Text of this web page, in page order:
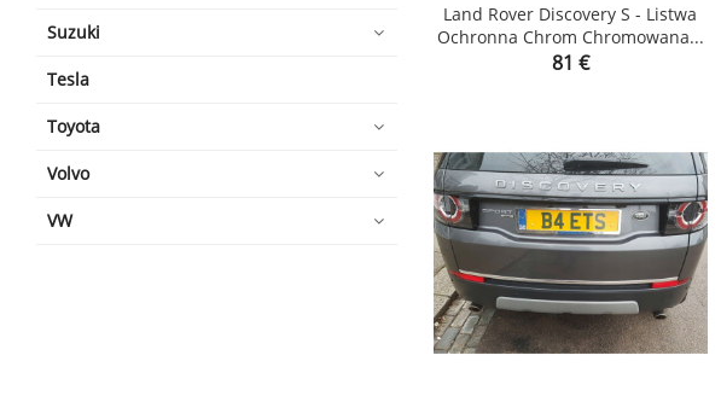
Suzuki
Tesla
Toyota
Volvo
VW
Land Rover Discovery S - Listwa
Ochronna Chrom Chromowana...
Price
81 €